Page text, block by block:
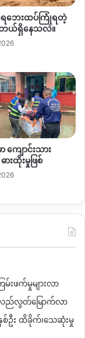
င်းတပ်တွေ ထိုးစစ်
ေတယ်လို့လည်းသိရ
Copy URL
ရေဘေးထပ်ကြုံရတဲ့
ဘယ်ရှိနေသလဲ။
ာ ကျောင်းသား
ားထိုးမှုဖြစ်
ဖက်မှုများလာ
န်လည်လွတ်မြောက်လာ
စ်ဦး ထိခိုက်၊သေဆုံးမှု